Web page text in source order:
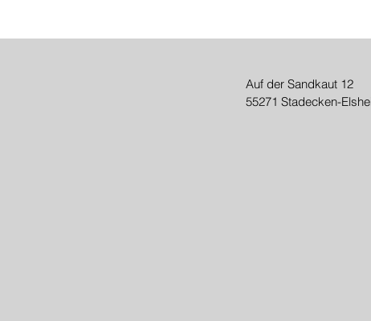
Auf der Sandkaut 12
55271 Stadecken-